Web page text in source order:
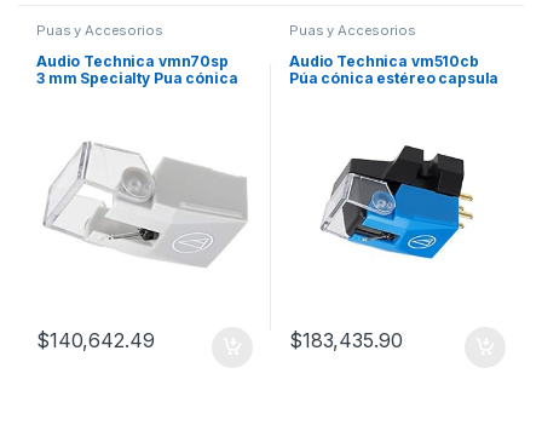
Puas y Accesorios
Audio Technica vmn70sp
3 mm Specialty Pua cónica
$140,642.49
Puas y Accesorios
Audio Technica vm510cb
Púa cónica estéreo capsula
$183,435.90